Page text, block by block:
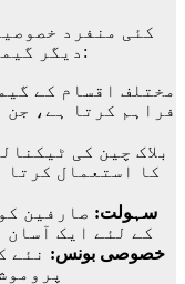
دیگر گیمنگ پلیٹ فارمز سے ممتاز کرتی ہیں:
فراہم کرتا ہے، جن
کا استعمال کرتا
سہولت: صارفین
کے لئے ایک آسان
خصوصی بونس: نئے